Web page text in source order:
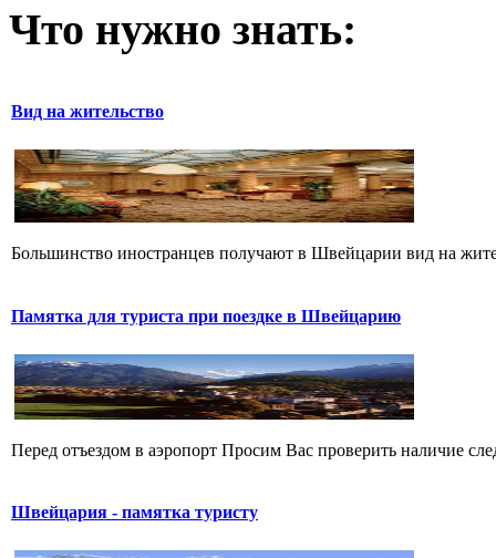
Что нужно знать:
Вид на жительство
Большинство иностранцев получают в Швейцарии вид на
Памятка для туриста при поездке в Швейцарию
Перед отъездом в аэропорт Просим Вас проверить наличие
Швейцария - памятка туристу